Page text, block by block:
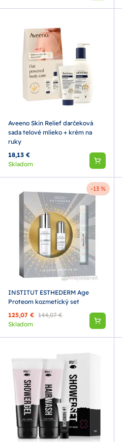
Aveeno Skin Relief darčeková
sada telové mlieko + krém na
ruky
18,13 €
Skladom
-13 %
INSTITUT ESTHEDERM Age
Proteom kozmetický set
125,07 € 144,07 €
Skladom